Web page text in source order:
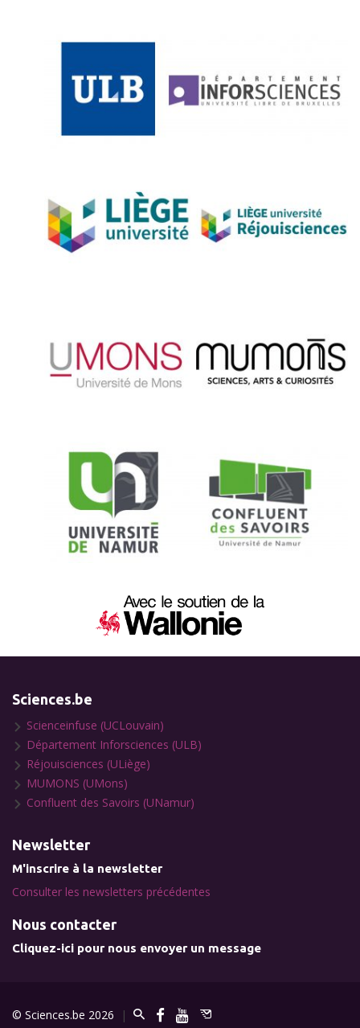
Sciences.be
Scienceinfuse (UCLouvain)
Département Inforsciences (ULB)
Réjouisciences (ULiège)
MUMONS (UMons)
Confluent des Savoirs (UNamur)
Newsletter
M'inscrire à la newsletter
Consulter les newsletters précédentes
Nous contacter
Cliquez-ici pour nous envoyer un message
© Sciences.be 2026 |